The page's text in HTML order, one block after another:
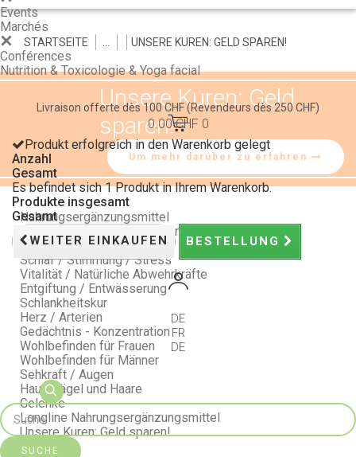
Events
Marchés
Conférences
Nutrition & Toxicologie & Yoga facial
Livraison offerte dès 100 CHF(Revendeurs dès 250 CHF)
0.00 CHF 0
Produkt erfolgreich in den Warenkorb gelegt
Anzahl
Gesamt
Es befindet sich 1 Produkt in Ihrem Warenkorb.
Produkte insgesamt
Gesamt
WEITER EINKAUFEN BESTELLUNG
DE
FR
DE
SUCHE
STARTSEITE UNSERE KUREN: GELD SPAREN!
Unsere Kuren: Geld
sparen!
Um mehr darüber zu erfahren
Nahrungsergänzungsmittel
Natürliche Reaktionen auf Ihre Beschwerden
Verdauung / Darmpassage
Schlaf / Stimmung / Stress
Vitalität / Natürliche Abwehrkräfte
Entgiftung / Entwässerung
Schlankheitskur
Herz / Arterien
Gedächtnis - Konzentration
Wohlbefinden für Frauen
Wohlbefinden für Männer
Sehkraft / Augen
Haut, Nägel und Haare
Gelenke
Longline Nahrungsergänzungsmittel
Unsere Kuren: Geld sparen!
Probiotika